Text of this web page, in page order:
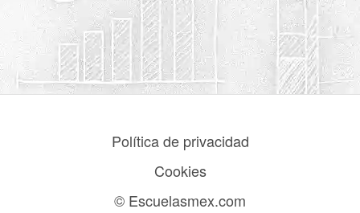
Política de privacidad
Cookies
© Escuelasmex.com